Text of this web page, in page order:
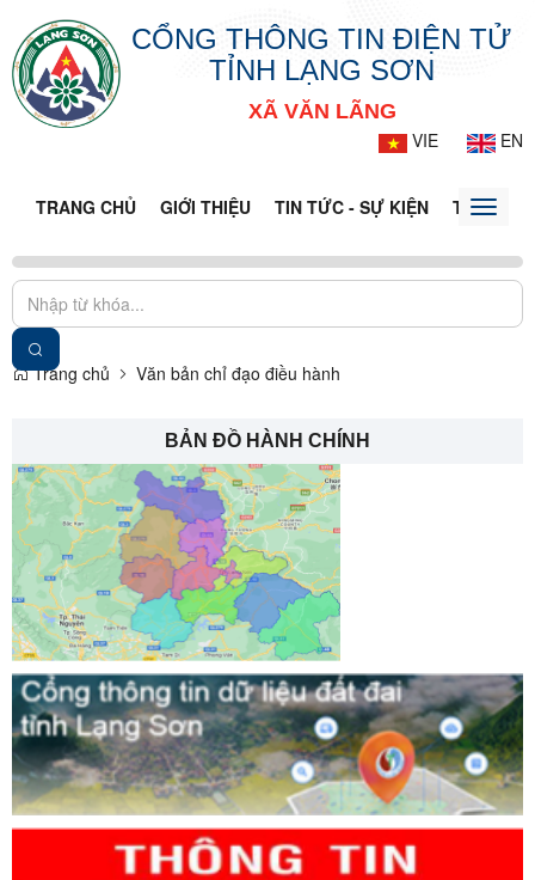
CỔNG THÔNG TIN ĐIỆN TỬ
TỈNH LẠNG SƠN
XÃ VĂN LÃNG
VIE
EN
TRANG CHỦ GIỚI THIỆU TIN TỨC - SỰ KIỆN THÔNG
Toggle
Trang chủ Văn bản chỉ đạo điều hành
BẢN ĐỒ HÀNH CHÍNH